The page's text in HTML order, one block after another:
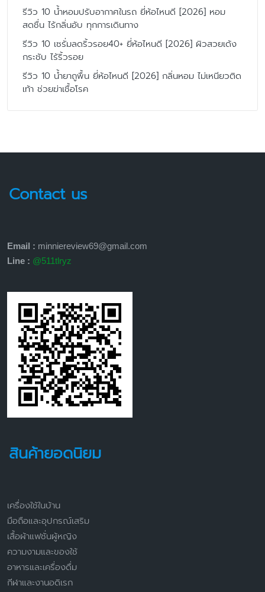
รีวิว 10 น้ำหอมปรับอากาศในรถ ยี่ห้อไหนดี [2026] หอม
สดชื่น ไร้กลิ่นอับ ทุกการเดินทาง
รีวิว 10 เซรั่มลดริ้วรอย40+ ยี่ห้อไหนดี [2026] ผิวสวยเด้ง
กระชับ ไร้ริ้วรอย
รีวิว 10 น้ำยาถูพื้น ยี่ห้อไหนดี [2026] กลิ่นหอม ไม่เหนียวติด
เท้า ช่วยฆ่าเชื้อโรค
Contact us
Email : minniereview69@gmail.com
Line : @511tlryz
สินค้ายอดนิยม
เครื่องใช้ในบ้าน
มือถือและอุปกรณ์เสริม
เสื้อผ้าแฟชั่นผู้หญิง
ความงามและของใช้
อาหารและเครื่องดื่ม
กีฬาและงานอดิเรก